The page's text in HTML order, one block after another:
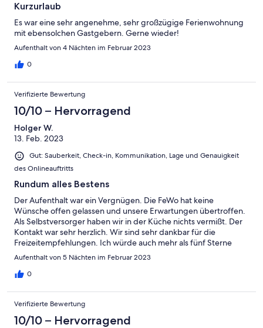
Kurzurlaub
Es war eine sehr angenehme, sehr großzügige Ferienwohnung
mit ebensolchen Gastgebern. Gerne wieder!
Aufenthalt von 4 Nächten im Februar 2023
0
Verifizierte Bewertung
10/10 – Hervorragend
Holger W.
13. Feb. 2023
Gut: Sauberkeit, Check-in, Kommunikation, Lage und Genauigkeit
des Onlineauftritts
Rundum alles Bestens
Der Aufenthalt war ein Vergnügen. Die FeWo hat keine
Wünsche offen gelassen und unsere Erwartungen übertroffen.
Als Selbstversorger haben wir in der Küche nichts vermißt. Der
Kontakt war sehr herzlich. Wir sind sehr dankbar für die
Freizeitempfehlungen. Ich würde auch mehr als fünf Sterne
vergeben wenn dies möglich wäre. Sehr empfehlenswert
Aufenthalt von 5 Nächten im Februar 2023
0
Verifizierte Bewertung
10/10 – Hervorragend